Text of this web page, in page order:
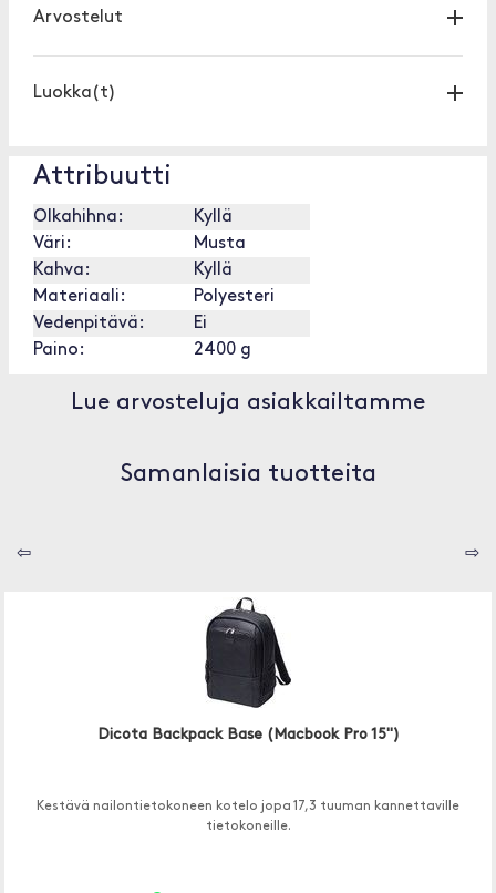
Arvostelut
Luokka(t)
Attribuutti
Olkahihna:
Kyllä
Väri:
Musta
Kahva:
Kyllä
Materiaali:
Polyesteri
Vedenpitävä:
Ei
Paino:
2400 g
Lue arvosteluja asiakkailtamme
Samanlaisia tuotteita
⇦ ⇨
Dicota Backpack Base (Macbook Pro 15")
Kestävä nailontietokoneen kotelo jopa 17,3 tuuman kannettaville
tietokoneille.